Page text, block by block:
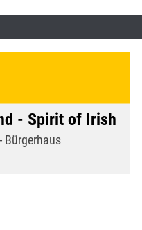
- Spirit of Irish
Bürgerhaus